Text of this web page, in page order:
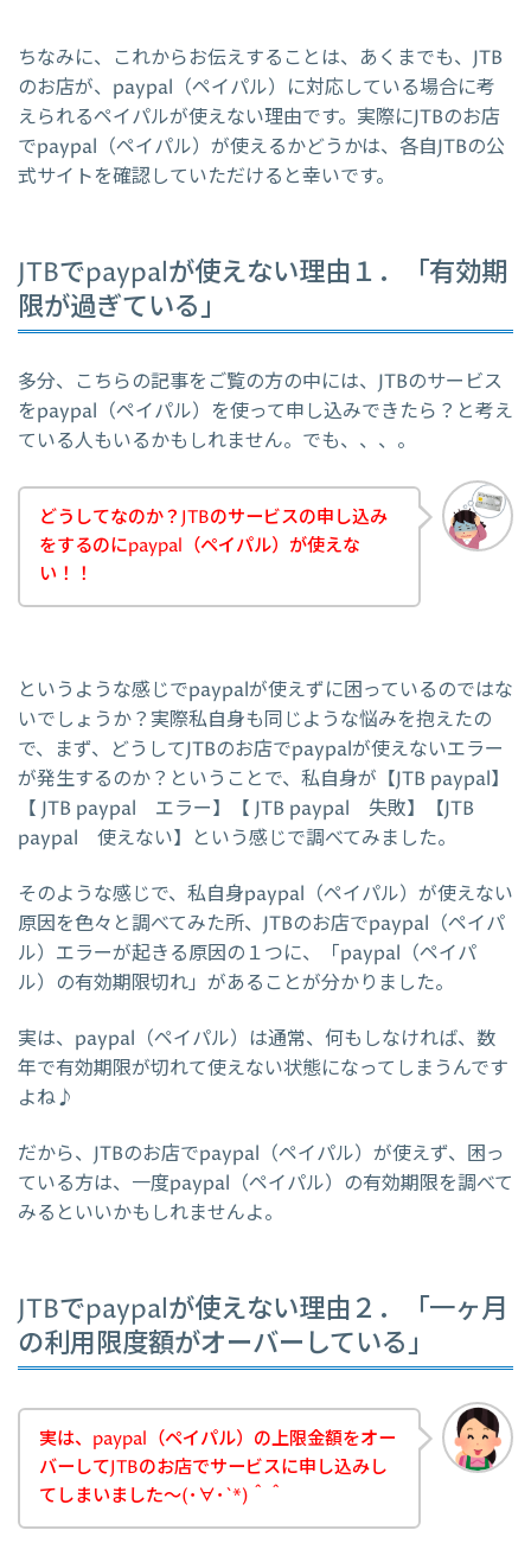
ちなみに、これからお伝えすることは、あくまでも、JTB
のお店が、paypal（ペイパル）に対応している場合に考
えられるペイパルが使えない理由です。実際にJTBのお店
でpaypal（ペイパル）が使えるかどうかは、各自JTBの公
式サイトを確認していただけると幸いです。
JTBでpaypalが使えない理由１．「有効期
限が過ぎている」
多分、こちらの記事をご覧の方の中には、JTBのサービス
をpaypal（ペイパル）を使って申し込みできたら？と考え
ている人もいるかもしれません。でも、、、。
どうしてなのか？JTBのサービスの申し込み
をするのにpaypal（ペイパル）が使えな
い！！
というような感じでpaypalが使えずに困っているのではな
いでしょうか？実際私自身も同じような悩みを抱えたの
で、まず、どうしてJTBのお店でpaypalが使えないエラー
が発生するのか？ということで、私自身が【JTB paypal】
【 JTB paypal エラー】【 JTB paypal 失敗】【JTB
paypal 使えない】という感じで調べてみました。
そのような感じで、私自身paypal（ペイパル）が使えない
原因を色々と調べてみた所、JTBのお店でpaypal（ペイパ
ル）エラーが起きる原因の１つに、「paypal（ペイパ
ル）の有効期限切れ」があることが分かりました。
実は、paypal（ペイパル）は通常、何もしなければ、数
年で有効期限が切れて使えない状態になってしまうんです
よね♪
だから、JTBのお店でpaypal（ペイパル）が使えず、困っ
ている方は、一度paypal（ペイパル）の有効期限を調べて
みるといいかもしれませんよ。
JTBでpaypalが使えない理由２．「一ヶ月
の利用限度額がオーバーしている」
実は、paypal（ペイパル）の上限金額をオー
バーしてJTBのお店でサービスに申し込みし
てしまいました～(･∀･`*)＾＾